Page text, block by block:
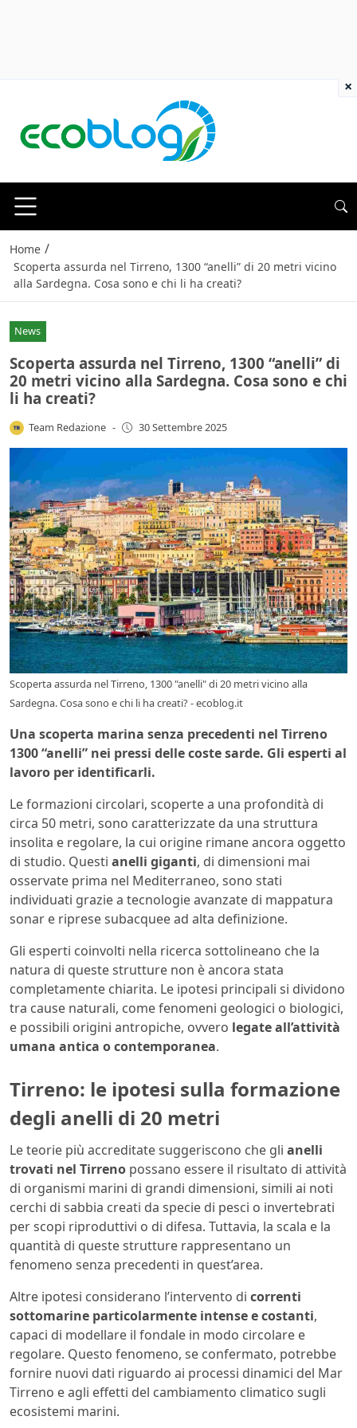
Home /
Scoperta assurda nel Tirreno, 1300 “anelli” di 20 metri vicino
alla Sardegna. Cosa sono e chi li ha creati?
News
Scoperta assurda nel Tirreno, 1300 “anelli” di
20 metri vicino alla Sardegna. Cosa sono e chi
li ha creati?
Team Redazione - 30 Settembre 2025
Scoperta assurda nel Tirreno, 1300 "anelli" di 20 metri vicino alla
Sardegna. Cosa sono e chi li ha creati? - ecoblog.it
Una scoperta marina senza precedenti nel Tirreno
1300 “anelli” nei pressi delle coste sarde. Gli esperti al
lavoro per identificarli.
Le formazioni circolari, scoperte a una profondità di
circa 50 metri, sono caratterizzate da una struttura
insolita e regolare, la cui origine rimane ancora oggetto
di studio. Questi anelli giganti, di dimensioni mai
osservate prima nel Mediterraneo, sono stati
individuati grazie a tecnologie avanzate di mappatura
sonar e riprese subacquee ad alta definizione.
Gli esperti coinvolti nella ricerca sottolineano che la
natura di queste strutture non è ancora stata
completamente chiarita. Le ipotesi principali si dividono
tra cause naturali, come fenomeni geologici o biologici,
e possibili origini antropiche, ovvero legate all’attività
umana antica o contemporanea.
Tirreno: le ipotesi sulla formazione
degli anelli di 20 metri
Le teorie più accreditate suggeriscono che gli anelli
trovati nel Tirreno possano essere il risultato di attività
di organismi marini di grandi dimensioni, simili ai noti
cerchi di sabbia creati da specie di pesci o invertebrati
per scopi riproduttivi o di difesa. Tuttavia, la scala e la
quantità di queste strutture rappresentano un
fenomeno senza precedenti in quest’area.
Altre ipotesi considerano l’intervento di correnti
sottomarine particolarmente intense e costanti,
capaci di modellare il fondale in modo circolare e
regolare. Questo fenomeno, se confermato, potrebbe
fornire nuovi dati riguardo ai processi dinamici del Mar
Tirreno e agli effetti del cambiamento climatico sugli
ecosistemi marini.
×